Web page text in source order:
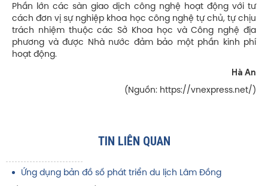
Phần lớn các sàn giao dịch công nghệ hoạt động với tư
cách đơn vị sự nghiệp khoa học công nghệ tự chủ, tự chịu
trách nhiệm thuộc các Sở Khoa học và Công nghệ địa
phương và được Nhà nước đảm bảo một phần kinh phí
hoạt động.
Hà An
(Nguồn: https://vnexpress.net/)
TIN LIÊN QUAN
Ứng dụng bản đồ số phát triển du lịch Lâm Đồng